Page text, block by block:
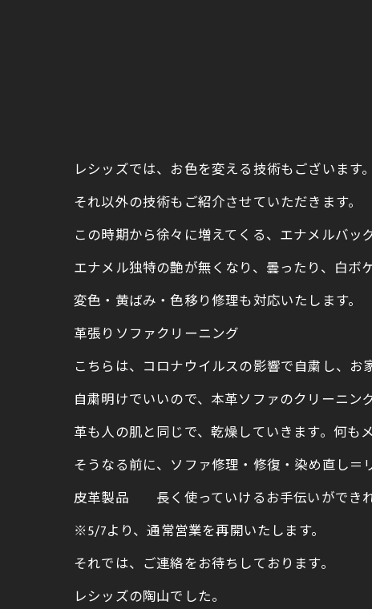
レシッズでは、お色を変える技術もございます。
それ以外の技術もご紹介させていただきます。
この時期から徐々に増えてくる、エナメルバッ
エナメル独特の艶が無くなり、曇ったり、白
変色・黄ばみ・色移り修理も対応いたします。
革張りソファクリーニング
こちらは、コロナウイルスの影響で自粛し、お
自粛明けでいいので、本革ソファのクリーニン
革も人の肌と同じで、乾燥していきます。何も
そうなる前に、ソファ修理・修復・染め直し＝
皮革製品 長く使っていけるお手伝いができれ
※5/7より、通常営業を再開いたします。
それでは、ご連絡をお待ちしております。
レシッズの陶山でした。